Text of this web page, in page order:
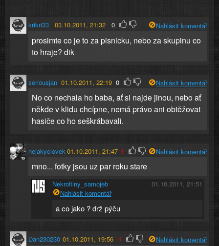
krikri33 03.10.2011, 21:32 0 Nahlásit komentář
prosimte co je to za pisnicku, nebo za skupinu co
to hraje? dik
seriousjan 01.10.2011, 22:19 0 Nahlásit komentář
No co nechala ho baba, ať si najde jinou, nebo ať
někde v klidu chcípne, nemá právo ani obtěžovat
hasiče co ho seškrábavali.
nejakyclovek 01.10.2011, 21:47-1 Nahlásit komentář
mno... fotky jsou uz par roku stare
Nekrofilny_samojeb
01.10.2011, 21:51
Nahlásit komentář
a co jako ? drž pýču
Dan230230 01.10.2011, 19:56 -1 Nahlásit komentář